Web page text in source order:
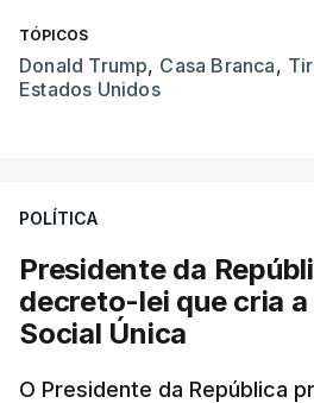
TÓPICOS
Donald Trump, Casa Branca,
Estados Unidos
POLÍTICA
Presidente da
decreto-lei que cria
Social Única
O Presidente da República